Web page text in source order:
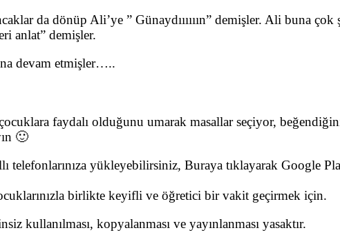
da dönüp Ali’ye ” Günaydıııııın” demişler. Ali buna
anlat” demişler.
devam etmişler…..
faydalı olduğunu umarak masallar seçiyor,
🙂
telefonlarınıza yükleyebilirsiniz, Buraya tıklayarak Google
birlikte keyifli ve öğretici bir vakit geçirmek için.
kullanılması, kopyalanması ve yayınlanması yasaktır.